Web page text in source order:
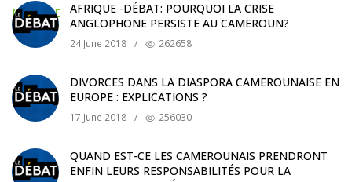
AFRIQUE -DÉBAT: POURQUOI LA CRISE
ANGLOPHONE PERSISTE AU CAMEROUN?
24 June 2018 / 262658
DIVORCES DANS LA DIASPORA CAMEROUNAISE EN
EUROPE : EXPLICATIONS ?
17 June 2018 / 256030
QUAND EST-CE LES CAMEROUNAIS PRENDRONT
ENFIN LEURS RESPONSABILITÉS POUR LA